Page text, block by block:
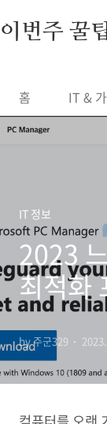
이번주 꿀
홈 IT &
IT 정보
2023
최적화
by 주군329